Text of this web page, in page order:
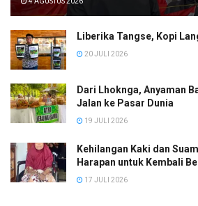
Liberika Tangse, Kopi
20 JULI 2026
Dari Lhoknga, Anyaman
Jalan ke Pasar Dunia
19 JULI 2026
Kehilangan Kaki dan
Harapan untuk Kembali
17 JULI 2026